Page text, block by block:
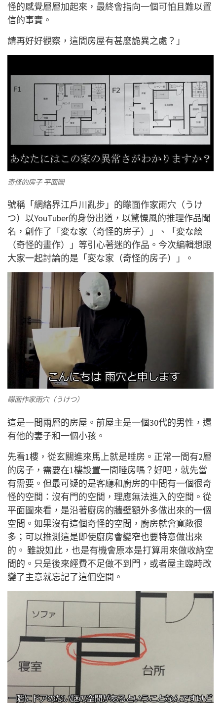
怪的感覺層層加起來，最終會指向一個可怕且難以置
信的事實。
請再好好觀察，這間房屋有甚麼詭異之處？ 」
奇怪的房子 平面圖
號稱「網絡界江戶川亂步」的矇面作家雨穴（うけ
つ）以YouTuber的身份出道，以驚憟風的推理作品聞
名，創作了「変な家（奇怪的房子）」、「変な絵
（奇怪的畫作）」等引心著迷的作品。今次編輯想跟
大家一起討論的是「変な家（奇怪的房子）」。
矇面作家雨穴（うけつ）
這是一間兩層的房屋。前屋主是一個30代的男性，還
有他的妻子和一個小孩。
先看1樓，從玄關進來馬上就是睡房。正常一間有2層
的房子，需要在1樓設置一間睡房嗎？好吧，就先當
有需要。但最可疑的是客廳和廚房的中間有一個很奇
怪的空間：沒有門的空間，理應無法進入的空間。從
平面圖來看，是沿著廚房的牆壁額外多做出來的一個
空間。如果沒有這個奇怪的空間，廚房就會寬敞很
多；可以推測這是即使廚房會變窄也要特意做出來
的。 雖說如此，也是有機會原本是打算用來做收納空
間的。只是後來經費不足做不到門，或者屋主臨時改
變了主意就忘記了這個空間。